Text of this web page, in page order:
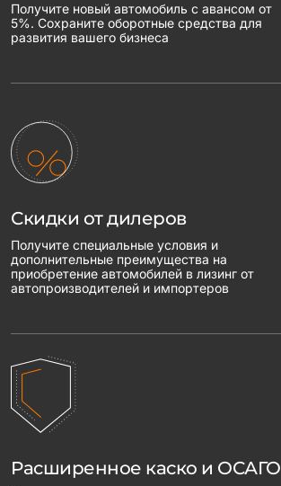
Получите новый автомобиль с авансом от
5%. Сохраните оборотные средства для
развития вашего бизнеса
Скидки от дилеров
Получите специальные условия и
дополнительные преимущества на
приобретение автомобилей в лизинг от
автопроизводителей и импортеров
Расширенное каско и ОСАГО